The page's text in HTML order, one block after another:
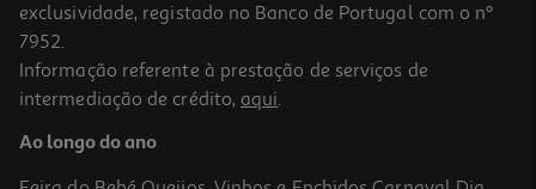
exclusividade, registado no Banco de Portugal com o nº
7952.
Informação referente à prestação de serviços de
intermediação de crédito, aqui.
Ao longo do ano